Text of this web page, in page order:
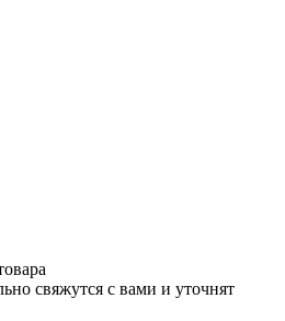
свяжутся с вами и уточнят